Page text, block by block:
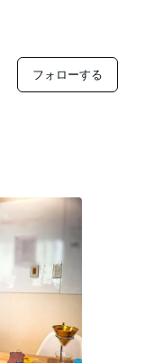
フォローする